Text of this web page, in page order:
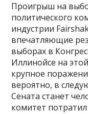
Проигрыш на
политического
индустрии
впечатляющие
выборах в
Иллинойсе на
крупное
вероятно, в
Сената станет
комитет